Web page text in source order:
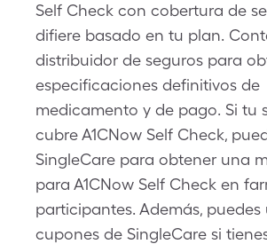
Self Check con cobertura de
difiere basado en tu plan.
distribuidor de seguros para
especificaciones definitivos de
medicamento y de pago. Si tu
cubre A1CNow Self Check,
SingleCare para obtener una
para A1CNow Self Check en
participantes. Además, puedes
cupones de SingleCare si